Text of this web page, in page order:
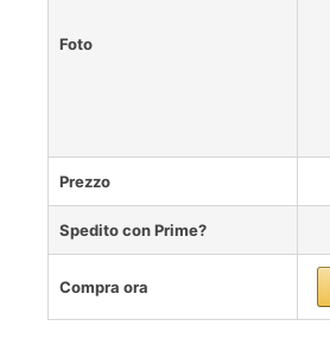
Foto
Prezzo
Spedito con Prime?
Compra ora